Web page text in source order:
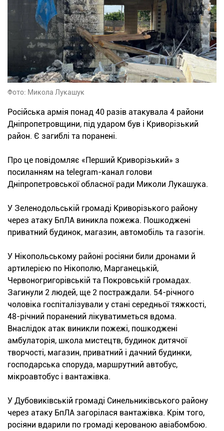
Фото: Микола Лукашук
Російська армія понад 40 разів атакувала 4 райони
Дніпропетровщини, під ударом був і Криворізький
район. Є загиблі та поранені.
Про це повідомляє «Перший Криворізький» з
посиланням на telegram-канал голови
Дніпропетровської обласної ради Миколи Лукашука.
У Зеленодольській громаді Криворізького району
через атаку БпЛА виникла пожежа. Пошкоджені
приватний будинок, магазин, автомобіль та газогін.
У Нікопольському районі росіяни били дронами й
артилерією по Нікополю, Марганецькій,
Червоногригорівській та Покровській громадах.
Загинули 2 людей, ще 2 постраждали. 54-річного
чоловіка госпіталізували у стані середньої тяжкості,
48-річний поранений лікуватиметься вдома.
Внаслідок атак виникли пожежі, пошкоджені
амбулаторія, школа мистецтв, будинок дитячої
творчості, магазин, приватний і дачний будинки,
господарська споруда, маршрутний автобус,
мікроавтобус і вантажівка.
У Дубовиківській громаді Синельниківського району
через атаку БпЛА загорілася вантажівка. Крім того,
росіяни вдарили по громаді керованою авіабомбою.